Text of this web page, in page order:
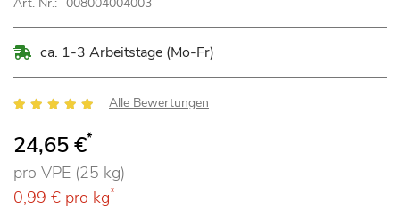
ca. 1-3 Arbeitstage (Mo-Fr)
Bewertung: Alle Bewertungen
24,65 €*
pro VPE (25 kg)
0,99 € pro kg*